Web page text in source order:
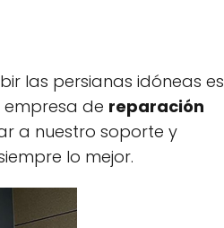
las persianas idóneas es
empresa de reparación
a nuestro soporte y
lo mejor.